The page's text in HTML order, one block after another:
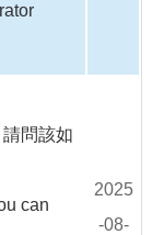
問該如
can
2025
-08-